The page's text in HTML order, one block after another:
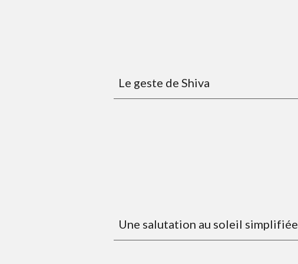
Le geste de Shiva
Une salutation au soleil simplifiée